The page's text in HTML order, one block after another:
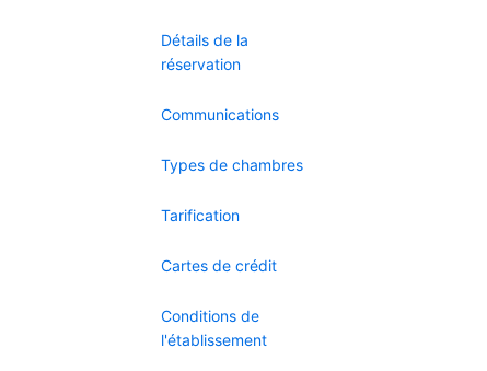
Détails de la
réservation
Communications
Types de chambres
Tarification
Cartes de crédit
Conditions de
l'établissement